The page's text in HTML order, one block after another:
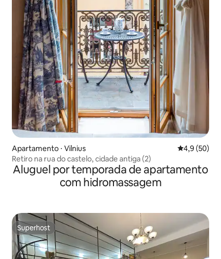
Apartamento ⋅ Vilnius 4,9 de uma
4,9 (50)
Retiro na rua do castelo, cidade antiga (2)
Aluguel por temporada de apartamento
com hidromassagem
Superhost
Superhost